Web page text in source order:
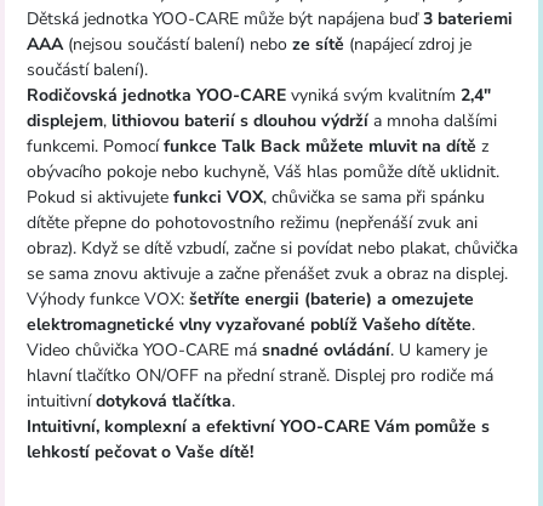
Dětská jednotka YOO-CARE může být napájena buď3 bateriemi
AAA(nejsou součástí balení) nebo ze sítě (napájecí zdroj je
součástí balení).
Rodičovská jednotka YOO-CAREvyniká svým kvalitním 2,4"
displejem, lithiovou baterií s dlouhou výdržía mnoha dalšími
funkcemi. Pomocífunkce Talk Back můžete mluvit na dítě z
obývacího pokoje nebo kuchyně, Váš hlas pomůže dítě uklidnit.
Pokud si aktivujete funkci VOX, chůvička se sama při spánku
dítěte přepne do pohotovostního režimu (nepřenáší zvuk ani
obraz). Když se dítě vzbudí, začne si povídat nebo plakat, chůvička
se sama znovu aktivuje a začne přenášet zvuk a obraz na displej.
Výhody funkce VOX: šetříte energii (baterie) a omezujete
elektromagnetické vlny vyzařované poblíž Vašeho dítěte.
Video chůvička YOO-CARE má snadné ovládání. U kamery je
hlavní tlačítko ON/OFF na přední straně. Displej pro rodiče má
intuitivnídotyková tlačítka.
Intuitivní, komplexní a efektivní YOO-CARE Vám pomůže s
lehkostí pečovat o Vaše dítě!